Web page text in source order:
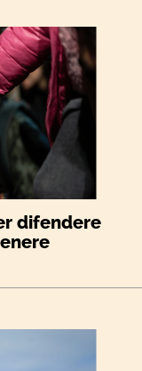
difendere